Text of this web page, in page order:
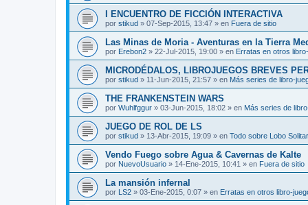
I ENCUENTRO DE FICCIÓN INTERACTIVA
por stikud » 07-Sep-2015, 13:47 » en Fuera de sitio
Las Minas de Moria - Aventuras en la Tierra
por Erebon2 » 22-Jul-2015, 19:00 » en Erratas en otros
MICRODÉDALOS, LIBROJUEGOS BREVES
por stikud » 11-Jun-2015, 21:57 » en Más series de libro-
THE FRANKENSTEIN WARS
por Wuhlfggur » 03-Jun-2015, 18:02 » en Más series de
JUEGO DE ROL DE LS
por stikud » 13-Abr-2015, 19:09 » en Todo sobre Lobo
Vendo Fuego sobre Agua & Cavernas de Kalte
por NuevoUsuario » 14-Ene-2015, 10:41 » en Fuera de sitio
La mansión infernal
por LS2 » 03-Ene-2015, 0:07 » en Erratas en otros libro-